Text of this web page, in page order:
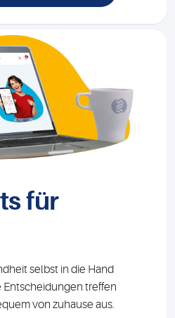
für
selbst in die Hand
treffen
von zuhause aus.